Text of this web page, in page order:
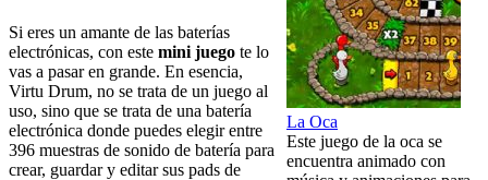
La Oca
Este juego de la oca se
encuentra animado con
Si eres un amante de las baterías
electrónicas, con este mini juego te lo
vas a pasar en grande. En esencia,
Virtu Drum, no se trata de un juego al
uso, sino que se trata de una batería
electrónica donde puedes elegir entre
396 muestras de sonido de batería para
crear, guardar y editar sus pads de